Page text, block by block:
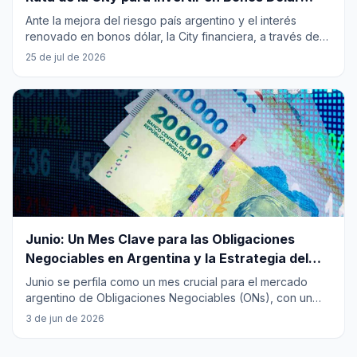
Argentinos
Ante la mejora del riesgo país argentino y el interés
renovado en bonos dólar, la City financiera, a través de
firmas como Facimex, promueve una estrategia de
la participación en bonos provinciales (40%) y
obligaciones negociables (ONs) corporativas (40%). El
objetivo es mitigar la volatilidad política, aprovechar el
potencial de suba en activos subsoberanos y
corporativos más resilientes, y optimizar los rendimientos
ajustados al riesgo. La estrategia destaca bonos como el
CO35 por su potencial y menor riesgo, y ONs de YPF,
TGS y Telecom para mayor estabilidad....
25 de jul de 2026
Junio: Un Mes Clave para las Obligaciones
Negociables en Argentina y la Estrategia del
Inversor
Junio se perfila como un mes crucial para el mercado
argentino de Obligaciones Negociables (ONs), con un
calendario intensivo de pagos de renta y amortizaciones
3 de jun de 2026